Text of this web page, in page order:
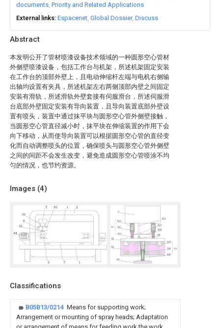
Abstract
本发明公开了管材喷漆设备技术领域的一种圆形空心管材
外侧壁喷漆设备，包括工作台与机架，所述机架固定安装
在工作台的顶部外壁上，且电动伸缩杆左端与电机右侧输
出轴均设置有夹具，所述机架左右两侧顶部内壁之间固定
安装有滑轨，所述滑轨外壁套接有伺服滑台，所述伺服滑
台底部外壁固定安装有导向装置，且导向装置底部外壁设
置有喷头，装置中通过抹平块与圆形空心管外侧壁接触，
当圆形空心管直径减小时，抹平块在伸缩装置的作用下会
向下移动，从而使导向装置可以根据圆形空心管的直径变
化而自动调整喷头的位置，确保喷头与圆形空心管外侧壁
之间的间距不会发生改变，避免造成圆形空心管喷涂不均
匀的情况，也节约资源。
Images (4)
Classifications
B05B13/0214 Means for supporting work;
Arrangement or mounting of spray heads; Adaptation
documents Priority and Related Applications
External links Espacenet Global Dossier Discuss